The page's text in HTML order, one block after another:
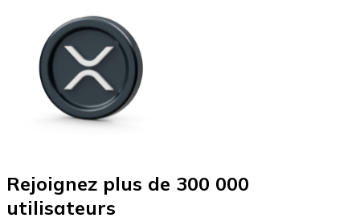
Rejoignez plus de 300 000
utilisateurs